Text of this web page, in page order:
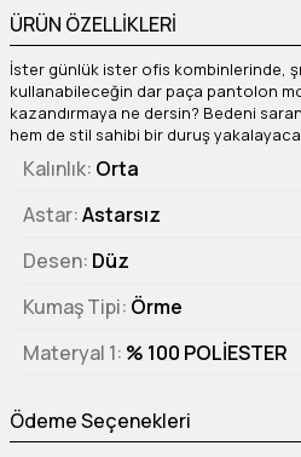
ÜRÜN ÖZELLİKLERİ
İster günlük ister ofis kombinlerinde,
kullanabileceğin dar paça pantolon
kazandırmaya ne dersin? Bedeni
hem de stil sahibi bir duruş
Kalınlık Orta
Astar Astarsız
Desen Düz
Kumaş Tipi Örme
Materyal 1 % 100 POLİESTER
Ödeme Seçenekleri